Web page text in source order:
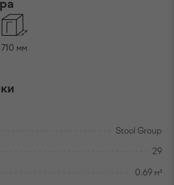
710 мм
Stool Group
29
0.69 м³